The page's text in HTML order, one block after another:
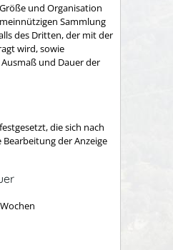
und Organisation
Sammlung
des Dritten, der mit der
wird, sowie
und Dauer der
die sich nach
der Anzeige